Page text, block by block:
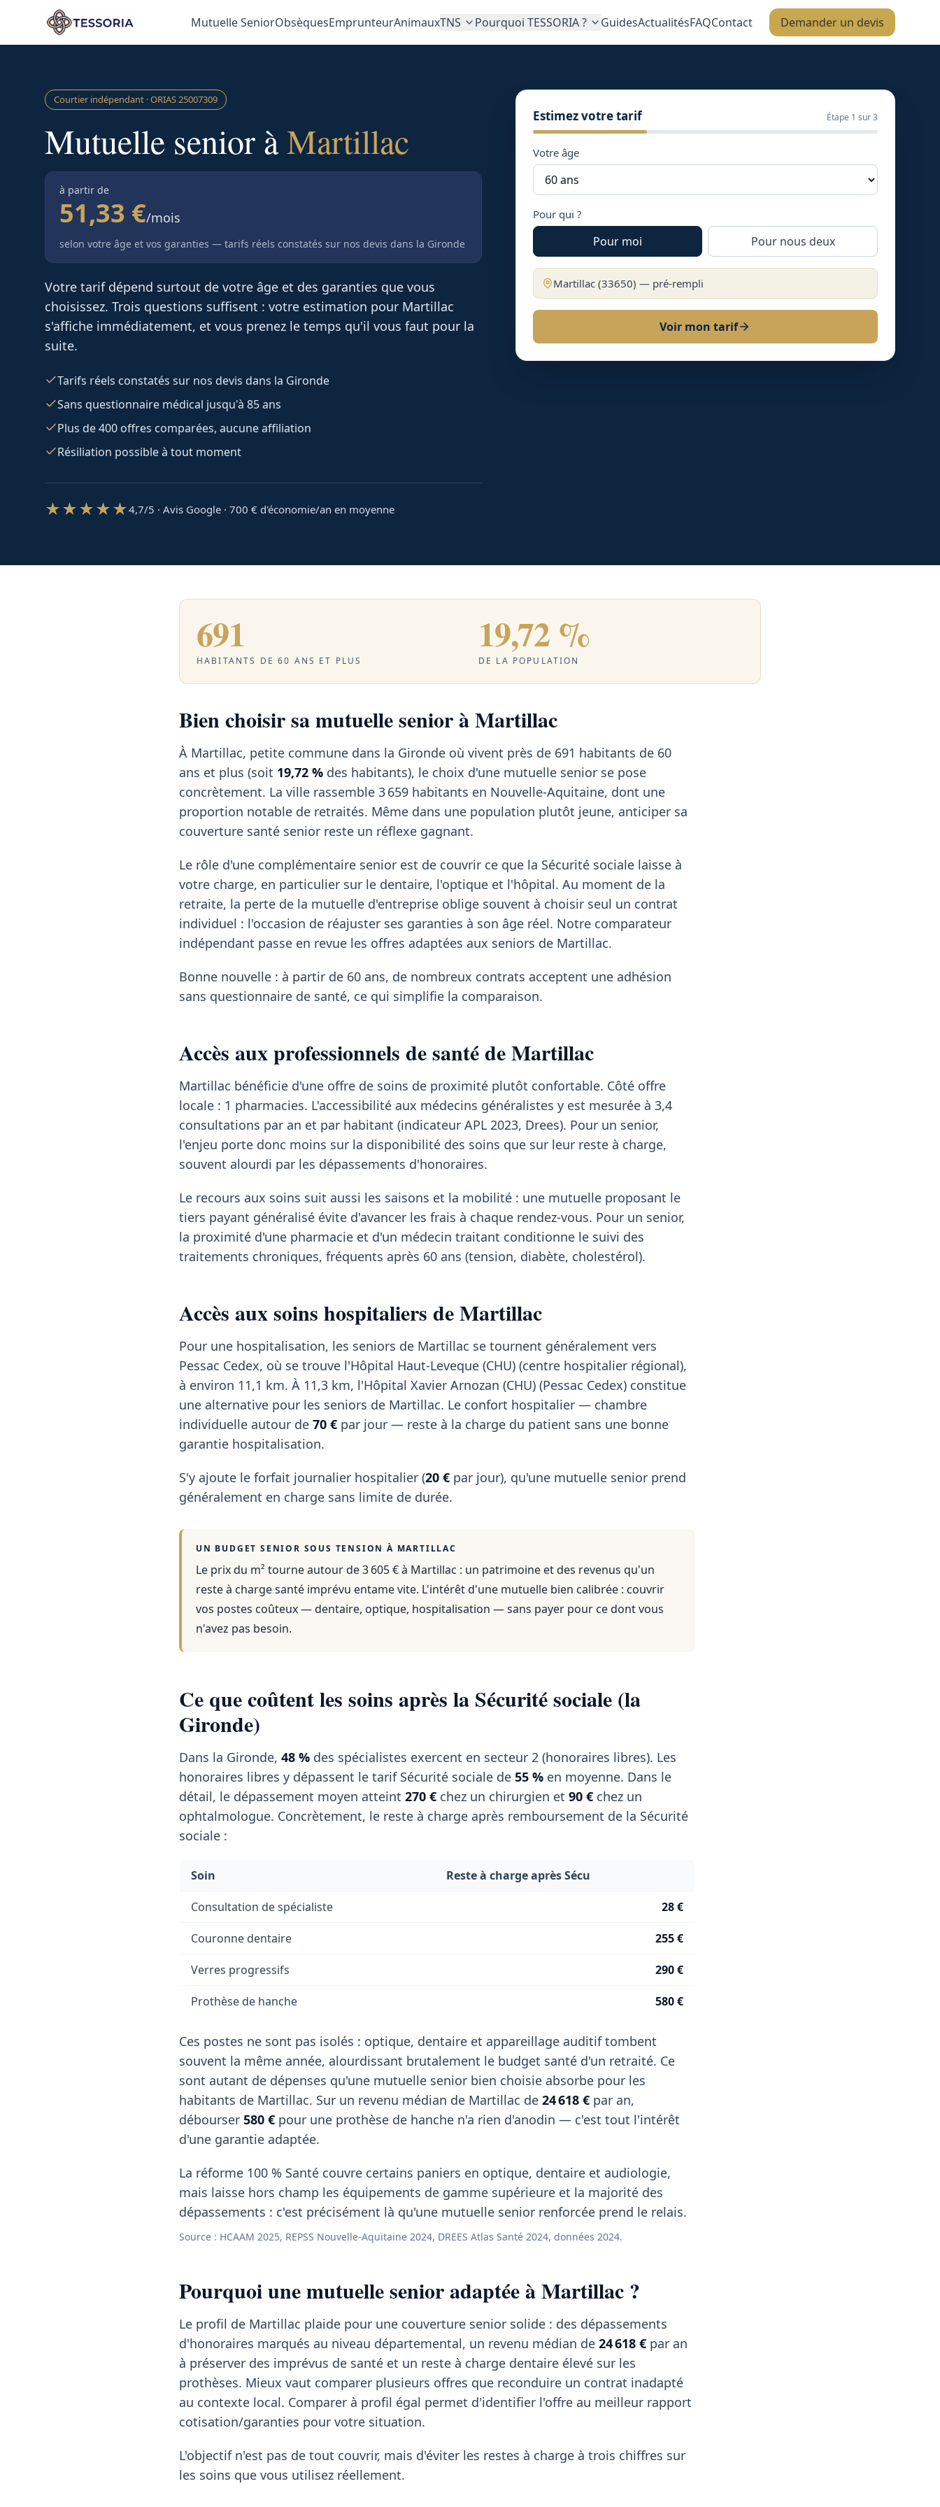
Aller au contenu principal
Mutuelle SeniorObsèquesEmprunteurAnimauxTNS Pourquoi TESSORIA ? GuidesActualitésFAQContact Demander un devis
Courtier indépendant · ORIAS25007309
Mutuelle senior àMartillac
à partir de
51,33 €/mois
selon votre âge et vos garanties — tarifs réels constatés sur nos devis dans la Gironde
Votre tarif dépend surtout de votre âge et des garanties que vous
choisissez. Trois questions suffisent : votre estimation pour Martillac
s'affiche immédiatement, et vous prenez le temps qu'il vous faut pour la
suite.
Tarifs réels constatés sur nos devis dans la Gironde
Sans questionnaire médical jusqu'à 85 ans
Plus de 400 offres comparées, aucune affiliation
Résiliation possible à tout moment
★★★★★4,7/5 · Avis Google · 700 € d'économie/an en moyenne
Estimez votre tarif Étape 1 sur 3
Votre âge
Pour qui ?
Pour moi Pour nous deux
Martillac(33650) — pré-rempli
Voir mon tarif
691
HABITANTS DE 60 ANS ET PLUS
19,72 %
DE LA POPULATION
Bien choisir sa mutuelle senior à Martillac
À Martillac, petite commune dans la Gironde où vivent près de 691 habitants de 60
ans et plus (soit 19,72 % des habitants), le choix d'une mutuelle senior se pose
concrètement. La ville rassemble 3 659 habitants en Nouvelle-Aquitaine, dont une
proportion notable de retraités. Même dans une population plutôt jeune, anticiper sa
couverture santé senior reste un réflexe gagnant.
Le rôle d'une complémentaire senior est de couvrir ce que la Sécurité sociale laisse à
votre charge, en particulier sur le dentaire, l'optique et l'hôpital. Au moment de la
retraite, la perte de la mutuelle d'entreprise oblige souvent à choisir seul un contrat
individuel : l'occasion de réajuster ses garanties à son âge réel. Notre comparateur
indépendant passe en revue les offres adaptées aux seniors de Martillac.
Bonne nouvelle : à partir de 60 ans, de nombreux contrats acceptent une adhésion
sans questionnaire de santé, ce qui simplifie la comparaison.
Accès aux professionnels de santé de Martillac
Martillac bénéficie d'une offre de soins de proximité plutôt confortable. Côté offre
locale : 1 pharmacies. L'accessibilité aux médecins généralistes y est mesurée à 3,4
consultations par an et par habitant (indicateur APL 2023, Drees). Pour un senior,
l'enjeu porte donc moins sur la disponibilité des soins que sur leur reste à charge,
souvent alourdi par les dépassements d'honoraires.
Le recours aux soins suit aussi les saisons et la mobilité : une mutuelle proposant le
tiers payant généralisé évite d'avancer les frais à chaque rendez-vous. Pour un senior,
la proximité d'une pharmacie et d'un médecin traitant conditionne le suivi des
traitements chroniques, fréquents après 60 ans (tension, diabète, cholestérol).
Accès aux soins hospitaliers de Martillac
Pour une hospitalisation, les seniors de Martillac se tournent généralement vers
Pessac Cedex, où se trouve l'Hôpital Haut-Leveque (CHU) (centre hospitalier régional),
à environ 11,1 km. À 11,3 km, l'Hôpital Xavier Arnozan (CHU) (Pessac Cedex) constitue
une alternative pour les seniors de Martillac. Le confort hospitalier — chambre
individuelle autour de 70 € par jour — reste à la charge du patient sans une bonne
garantie hospitalisation.
S'y ajoute le forfait journalier hospitalier (20 € par jour), qu'une mutuelle senior prend
généralement en charge sans limite de durée.
UN BUDGET SENIOR SOUS TENSION À MARTILLAC
Le prix du m² tourne autour de 3 605 €à Martillac : un patrimoine et des revenus qu'un
reste à charge santé imprévu entame vite. L'intérêt d'une mutuelle bien calibrée : couvrir
vos postes coûteux — dentaire, optique, hospitalisation — sans payer pour ce dont vous
n'avez pas besoin.
Ce que coûtent les soins après la Sécurité sociale (la
Gironde)
Dans la Gironde, 48 % des spécialistes exercent en secteur 2 (honoraires libres). Les
honoraires libres y dépassent le tarif Sécurité sociale de 55 % en moyenne. Dans le
détail, le dépassement moyen atteint 270 € chez un chirurgien et 90 € chez un
ophtalmologue. Concrètement, le reste à charge après remboursement de la Sécurité
sociale :
Soin Reste à charge après Sécu
Consultation de spécialiste 28 €
Couronne dentaire 255 €
Verres progressifs 290 €
Prothèse de hanche 580 €
Ces postes ne sont pas isolés : optique, dentaire et appareillage auditif tombent
souvent la même année, alourdissant brutalement le budget santé d'un retraité. Ce
sont autant de dépenses qu'une mutuelle senior bien choisie absorbe pour les
habitants de Martillac. Sur un revenu médian de Martillac de 24 618 € par an,
débourser 580 € pour une prothèse de hanche n'a rien d'anodin — c'est tout l'intérêt
d'une garantie adaptée.
La réforme 100 % Santé couvre certains paniers en optique, dentaire et audiologie,
mais laisse hors champ les équipements de gamme supérieure et la majorité des
dépassements : c'est précisément là qu'une mutuelle senior renforcée prend le relais.
Source : HCAAM 2025, REPSS Nouvelle-Aquitaine 2024, DREES Atlas Santé 2024, données 2024.
Pourquoi une mutuelle senior adaptée à Martillac ?
Le profil de Martillac plaide pour une couverture senior solide : des dépassements
d'honoraires marqués au niveau départemental, un revenu médian de 24 618 € par an
à préserver des imprévus de santé et un reste à charge dentaire élevé sur les
prothèses. Mieux vaut comparer plusieurs offres que reconduire un contrat inadapté
au contexte local. Comparer à profil égal permet d'identifier l'offre au meilleur rapport
cotisation/garanties pour votre situation.
L'objectif n'est pas de tout couvrir, mais d'éviter les restes à charge à trois chiffres sur
les soins que vous utilisez réellement.